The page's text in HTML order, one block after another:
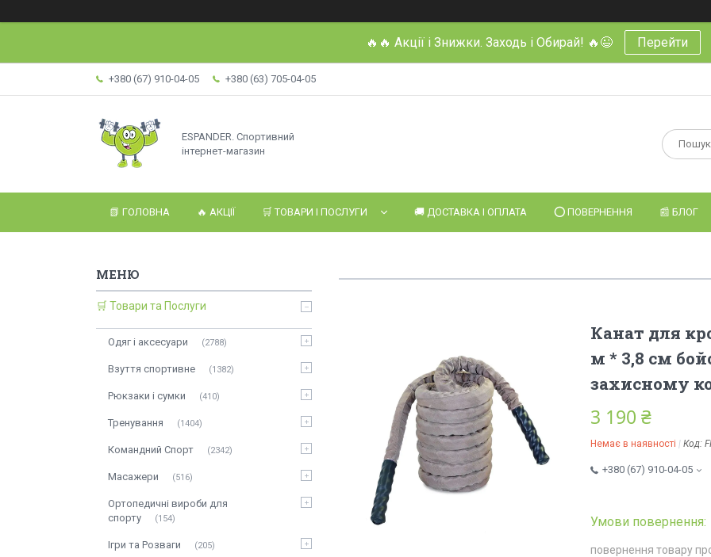
🔥🔥 Акції і Знижки. Заходь і Обирай! 🔥😉 Перейти
+380 (67) 910-04-05 +380 (63) 705-04-05
ESPANDER. Спортивний
інтернет-магазин
📗 ГОЛОВНА 🔥 АКЦІЇ 🛒 ТОВАРИ І ПОСЛУГИ 🚚 ДОСТАВКА І ОПЛАТА ⭕️ ПОВЕРНЕННЯ 📰 БЛОГ
Канат для
м * 3,8 см
захисному
3 190 ₴
Немає в наявності Код:
+380 (67) 910-04-05
повернення товару
🛒 Товари та Послуги
Одяг і аксесуари 2788
Взуття спортивне 1382
Рюкзаки і сумки 410
Тренування 1404
Командний Спорт 2342
Масажери 516
Ортопедичні вироби для
спорту
154
Ігри та Розваги 205